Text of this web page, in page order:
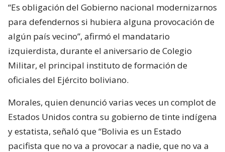
“Es obligación del Gobierno nacional modernizarnos
para defendernos si hubiera alguna provocación de
algún país vecino”, afirmó el mandatario
izquierdista, durante el aniversario de Colegio
Militar, el principal instituto de formación de
oficiales del Ejército boliviano.
Morales, quien denunció varias veces un complot de
Estados Unidos contra su gobierno de tinte indígena
y estatista, señaló que “Bolivia es un Estado
pacifista que no va a provocar a nadie, que no va a